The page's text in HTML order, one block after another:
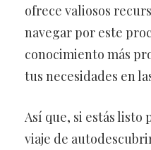
ofrece valiosos
navegar por este
conocimiento más
tus necesidades en
Así que, si estás listo
viaje de